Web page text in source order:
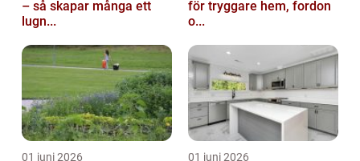
– så skapar många ett
lugn...
för tryggare hem, fordon
o...
01 juni 2026 01 juni 2026